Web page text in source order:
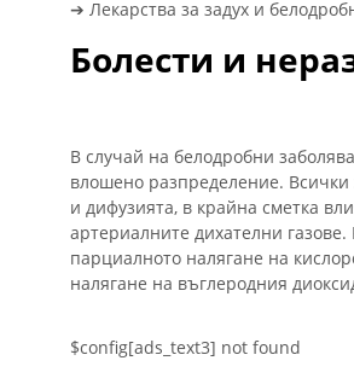
➔ Лекарства за задух и
Болести и
В случай на белодробни
влошено разпределение. Всички
и дифузията, в крайна сметка
артериалните дихателни
парциалното налягане на
налягане на въглеродния
$config[ads_text3] not found